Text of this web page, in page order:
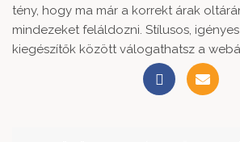
tény, hogy ma már a korrekt árak
mindezeket feláldozni. Stílusos,
kiegészítők között válogathatsz a